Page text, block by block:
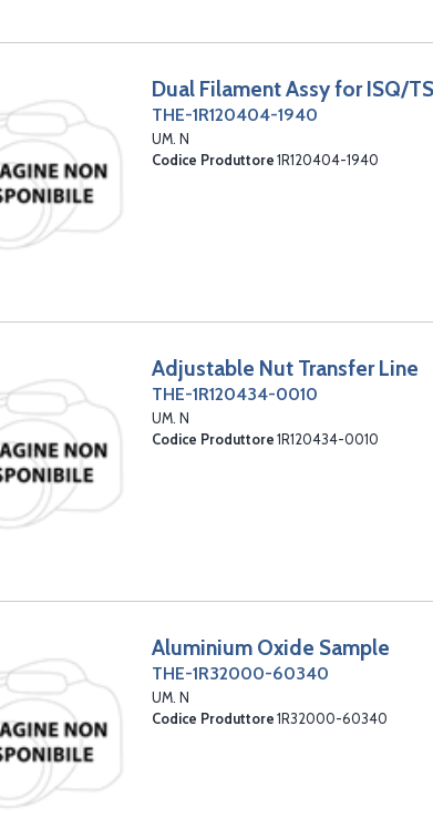
Dual Filament Assy for ISQ/
THE-1R120404-1940
UM. N
Codice Produttore 1R120404-1940
Adjustable Nut Transfer Line
THE-1R120434-0010
UM. N
Codice Produttore 1R120434-0010
Aluminium Oxide Sample
THE-1R32000-60340
UM. N
Codice Produttore 1R32000-60340